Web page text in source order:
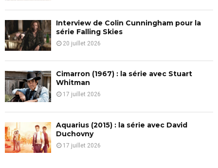
Interview de Colin Cunningham pour la
série Falling Skies
20 juillet 2026
Cimarron (1967) : la série avec Stuart
Whitman
17 juillet 2026
Aquarius (2015) : la série avec David
Duchovny
17 juillet 2026